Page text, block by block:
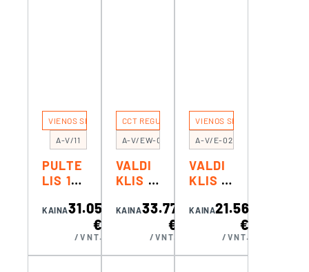
VIENOS SPALVOS REGULIAVIMUI
A-V/11
PULTE
LIS 1
KAINA31.05
€
/VNT.
CCT REGULIAVIMUI
A-V/EW-02
VALDI
KLIS 1
MAXI
VIENS
PALVE
KAINA33.77
€
/VNT.
VIENOS SPALVOS
A-V/E-02
VALDI
KLIS 1
MAXI
PALVE
I
KAINA21.56
€
/VNT.